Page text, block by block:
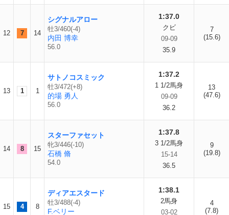
12 7 14
シグナルアロー
牡3/460(-4)
内田 博幸
56.0
1:37.0
クビ
09-09
35.9
7
(15.6)
13 1 1
サトノコスミック
牡3/472(+8)
的場 勇人
56.0
1:37.2
1 1/2馬身
09-09
36.2
13
(47.6)
14 8 15
スターファセット
牝3/446(-10)
石橋 脩
54.0
1:37.8
3 1/2馬身
15-14
36.5
9
(19.8)
15 4 8
ディアエスタード
牡3/488(-4)
F.ベリー
1:38.1
2馬身
03-02
4
(7.8)